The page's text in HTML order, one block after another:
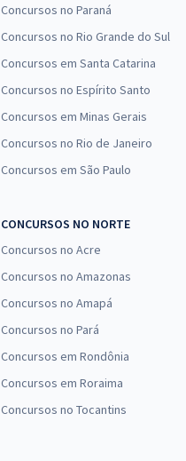
Concursos no Paraná
Concursos no Rio Grande do Sul
Concursos em Santa Catarina
Concursos no Espírito Santo
Concursos em Minas Gerais
Concursos no Rio de Janeiro
Concursos em São Paulo
CONCURSOS NO NORTE
Concursos no Acre
Concursos no Amazonas
Concursos no Amapá
Concursos no Pará
Concursos em Rondônia
Concursos em Roraima
Concursos no Tocantins